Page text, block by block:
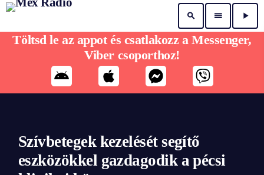
search menu play_arrow
Szívbetegek kezelését segítő
eszközökkel gazdagodik a pécsi
Töltsd le az appot és csatlakozz a Messenger,
Viber csoporthoz!